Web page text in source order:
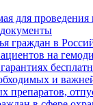
для
граждан в
на
и
препаратов,